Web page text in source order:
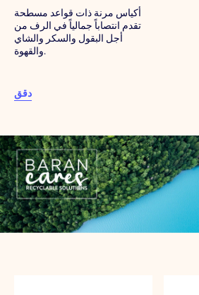
أكياس مرنة ذات قواعد مسطحة
تقدم انتصاباً جمالياً في الرف من
أجل البقول والسكر والشاي
والقهوة.
دقق